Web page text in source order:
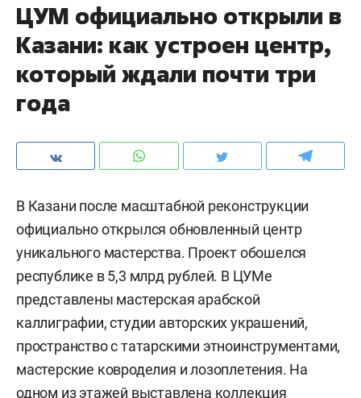
ЦУМ официально открыли в
Казани: как устроен центр,
который ждали почти три
года
В Казани после масштабной реконструкции
официально открылся обновленный центр
уникального мастерства. Проект обошелся
республике в 5,3 млрд рублей. В ЦУМе
представлены мастерская арабской
каллиграфии, студии авторских украшений,
пространство с татарскими этноинструментами,
мастерские ковроделия и лозоплетения. На
одном из этажей выставлена коллекция